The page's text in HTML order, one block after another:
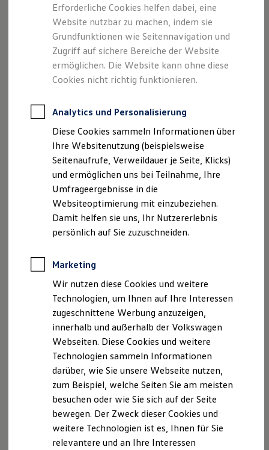
Saisonangebote
Reifenpakete
Leasing
Leasing-Angebote
Gebrauchtwagen Leasing
Junge Gebrauchtwagen-Leasing
Elektroauto Leasing
Kleinwagen-Leasing
Autokredit mit Schlussrate
Versicherungen und Garantien
Kfz-Versicherung
Restschuldversicherungen
Garantien
Wartungsverträge
Geschäftskunden
Professional Class bei Volkswagen
Großkunden
Behörden
Direktkunden
Sonderfahrzeuge
Elektromobilität
Elektroautos
Elektrofahrzeugkonzepte
ID. EVERY1
Reichweite
Reichweite der ID. Modelle
Reichweite im Winter
Rekuperation
Laden
Laden unterwegs
Laden Zuhause
Ladestationen finden
Ladezeitensimulator
Sicherheit
Garantie und Lebensdauer
Nachhaltigkeit
Erforderliche Cookies helfen dabei, eine
Website nutzbar zu machen, indem sie
Grundfunktionen wie Seitennavigation und
Zugriff auf sichere Bereiche der Website
ermöglichen. Die Website kann ohne diese
Cookies nicht richtig funktionieren.
Analytics und Personalisierung
Diese Cookies sammeln Informationen über
Ihre Websitenutzung (beispielsweise
Seitenaufrufe, Verweildauer je Seite, Klicks)
und ermöglichen uns bei Teilnahme, Ihre
Umfrageergebnisse in die
Websiteoptimierung mit einzubeziehen.
Damit helfen sie uns, Ihr Nutzererlebnis
persönlich auf Sie zuzuschneiden.
Marketing
Wir nutzen diese Cookies und weitere
Technologien, um Ihnen auf Ihre Interessen
zugeschnittene Werbung anzuzeigen,
innerhalb und außerhalb der Volkswagen
Webseiten. Diese Cookies und weitere
Technologien sammeln Informationen
darüber, wie Sie unsere Webseite nutzen,
zum Beispiel, welche Seiten Sie am meisten
besuchen oder wie Sie sich auf der Seite
bewegen. Der Zweck dieser Cookies und
weitere Technologien ist es, Ihnen für Sie
relevantere und an Ihre Interessen